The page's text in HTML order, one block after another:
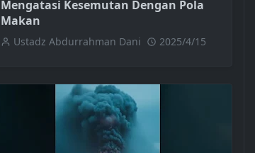
Mengatasi Kesemutan Dengan Pola
Makan
Ustadz Abdurrahman Dani 2025/4/15